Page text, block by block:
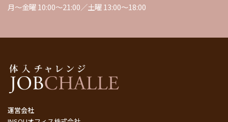
月～金曜 10:00～21:00／土曜 13:00～18:00
運営会社